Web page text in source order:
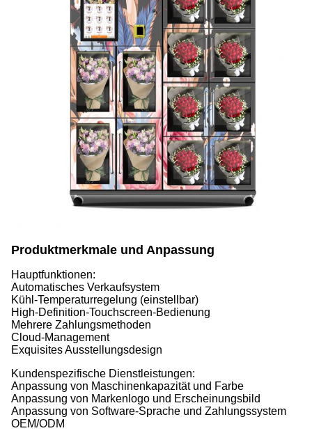
Produktmerkmale und Anpassung
Hauptfunktionen:
Automatisches Verkaufsystem
Kühl-Temperaturregelung (einstellbar)
High-Definition-Touchscreen-Bedienung
Mehrere Zahlungsmethoden
Cloud-Management
Exquisites Ausstellungsdesign
Kundenspezifische Dienstleistungen:
Anpassung von Maschinenkapazität und Farbe
Anpassung von Markenlogo und Erscheinungsbild
Anpassung von Software-Sprache und Zahlungssystem
OEM/ODM